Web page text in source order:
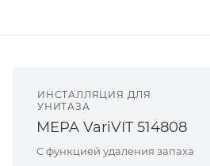
ИНСТАЛЛЯЦИЯ ДЛЯ
УНИТАЗА
MEPA VariVIT 514808
С функцией удаления запаха